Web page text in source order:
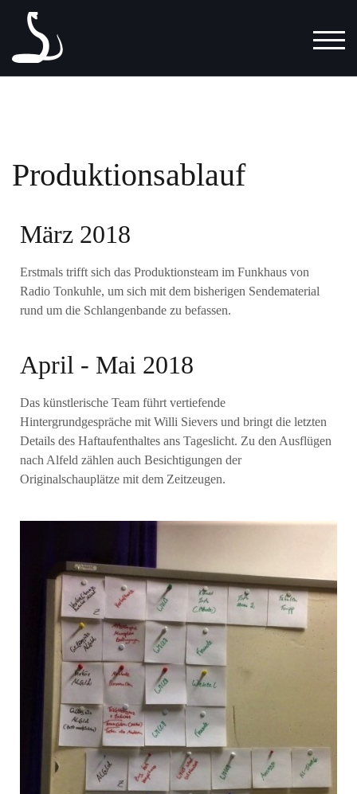
Produktionsablauf
März 2018
Erstmals trifft sich das Produktionsteam im Funkhaus von
Radio Tonkuhle, um sich mit dem bisherigen Sendematerial
rund um die Schlangenbande zu befassen.
April - Mai 2018
Das künstlerische Team führt vertiefende
Hintergrundgespräche mit Willi Sievers und bringt die letzten
Details des Haftaufenthaltes ans Tageslicht. Zu den Ausflügen
nach Alfeld zählen auch Besichtigungen der
Originalschauplätze mit dem Zeitzeugen.